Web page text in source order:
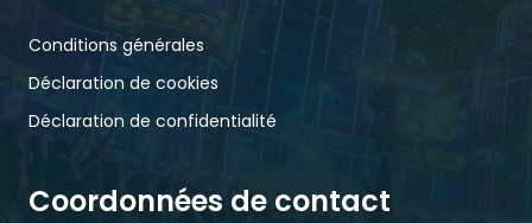
Conditions générales
Déclaration de cookies
Déclaration de confidentialité
Coordonnées de contact